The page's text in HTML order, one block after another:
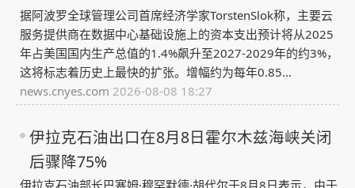
据阿波罗全球管理公司首席经济学家TorstenSlok称，主要云
服务提供商在数据中心基础设施上的资本支出预计将从2025
年占美国国内生产总值的1.4%飙升至2027-2029年的约3%，
这将标志着历史上最快的扩张。增幅约为每年0.85...
news.cnyes.com 2026-08-08 18:27
伊拉克石油出口在8月8日霍尔木兹海峡关闭
后骤降75%
伊拉克石油部长巴塞姆·穆罕默德·胡代尔于8月8日表示，由于